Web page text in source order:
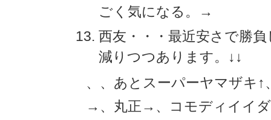
ごく気になる。→
西友・・・最近安さで勝
減りつつあります。↓↓
、、あとスーパーヤマザキ↑
→、丸正→、コモディイイ